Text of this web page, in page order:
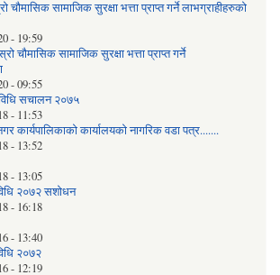
सामाजिक सुरक्षा भत्ता प्राप्त गर्ने लाभग्राहीहरुको
- 19:59
चौमासिक सामाजिक सुरक्षा भत्ता प्राप्त गर्ने
- 09:55
स‌चालन २०७५
- 11:53
कार्यपालिकाको कार्यालयकाे नागरिक वडा पत्र.......
- 13:52
- 13:05
२०७२ स‌शाेधन
- 16:18
- 13:40
२०७२
- 12:19